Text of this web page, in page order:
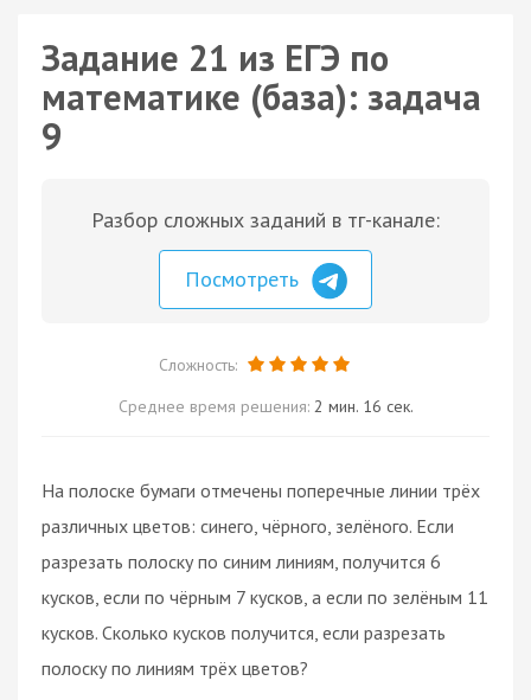
Задание 21 из ЕГЭ по
математике (база): задача
9
Разбор сложных заданий в тг-канале:
Посмотреть
Сложность:
Среднее время решения: 2 мин. 16 сек.
На полоске бумаги отмечены поперечные линии трёх
различных цветов: синего, чёрного, зелёного. Если
разрезать полоску по синим линиям, получится 6
кусков, если по чёрным 7 кусков, а если по зелёным 11
кусков. Сколько кусков получится, если разрезать
полоску по линиям трёх цветов?